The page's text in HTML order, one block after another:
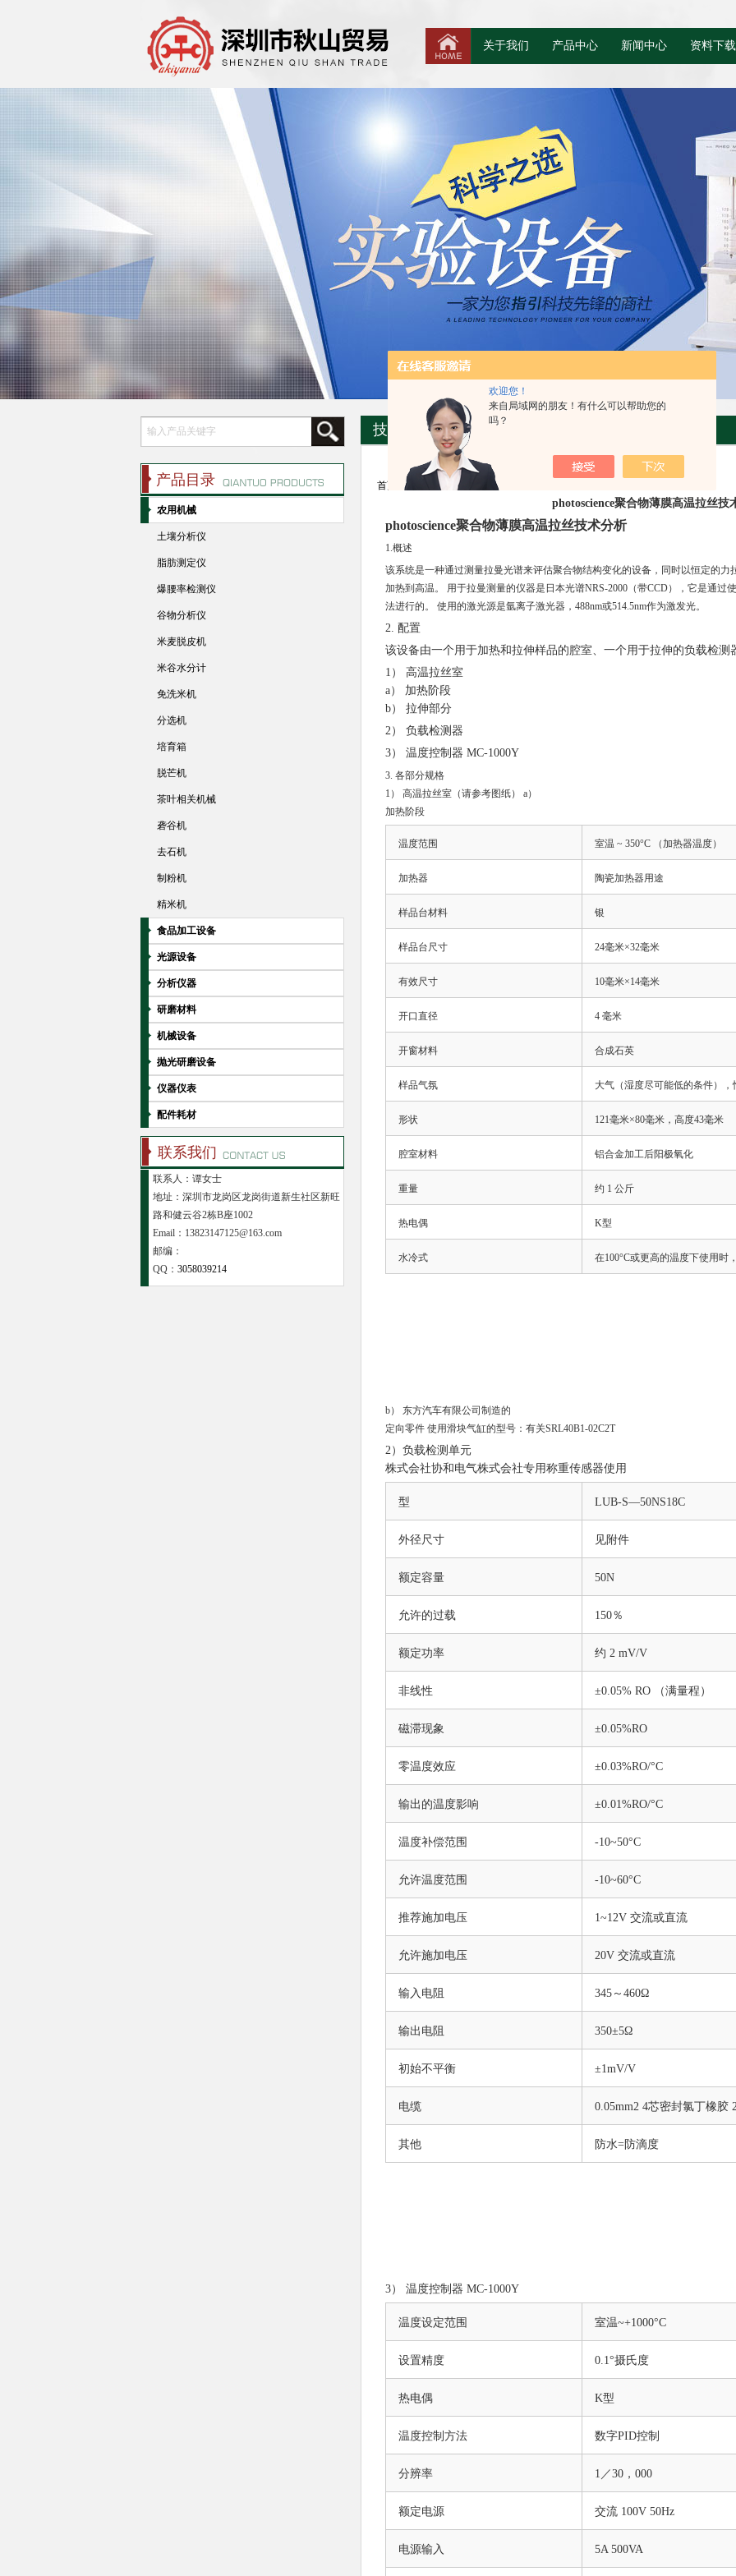
欢迎您！
来自局域网的朋友！有什么可以帮助您的
吗？
关于我们 产品中心 新闻中心 资料下载
技术文章
首页 >>> 技术文章
photoscience聚合物薄膜高温拉丝技
photoscience聚合物薄膜高温拉丝技术分析
1.概述
该系统是一种通过测量拉曼光谱来评估聚合物结构变化的设备，同时以恒定的
加热到高温。 用于拉曼测量的仪器是日本光谱NRS-2000（带CCD），它是通过
法进行的。 使用的激光源是氩离子激光器，488nm或514.5nm作为激发光。
2. 配置
该设备由一个用于加热和拉伸样品的腔室、一个用于拉伸的负载检
1） 高温拉丝室
a） 加热阶段
b） 拉伸部分
2） 负载检测器
3） 温度控制器 MC-1000Y
3. 各部分规格
1） 高温拉丝室（请参考图纸） a）
加热阶段
温度范围 室温 ~ 350°C （加热器温度）
加热器 陶瓷加热器用途
样品台材料 银
样品台尺寸 24毫米×32毫米
有效尺寸 10毫米×14毫米
开口直径 4 毫米
开窗材料 合成石英
样品气氛 大气（湿度尽可能低的条件），
形状 121毫米×80毫米，高度43毫米
腔室材料 铝合金加工后阳极氧化
重量 约 1 公斤
热电偶 K型
水冷式 在100°C或更高的温度下使用时
b） 东方汽车有限公司制造的
定向零件 使用滑块气缸的型号：有关SRL40B1-02C2T
2）负载检测单元
株式会社协和电气株式会社专用称重传感器使用
型 LUB-S―50NS18C
外径尺寸 见附件
额定容量 50N
允许的过载 150％
额定功率 约 2 mV/V
非线性 ±0.05% RO （满量程）
磁滞现象 ±0.05%RO
零温度效应 ±0.03%RO/°C
输出的温度影响 ±0.01%RO/°C
温度补偿范围 -10~50°C
允许温度范围 -10~60°C
推荐施加电压 1~12V 交流或直流
允许施加电压 20V 交流或直流
输入电阻 345～460Ω
输出电阻 350±5Ω
初始不平衡 ±1mV/V
电缆 0.05mm2 4芯密封氯丁橡胶
其他 防水=防滴度
3） 温度控制器 MC-1000Y
温度设定范围 室温~+1000°C
设置精度 0.1°摄氏度
热电偶 K型
温度控制方法 数字PID控制
分辨率 1／30，000
额定电源 交流 100V 50Hz
电源输入 5A 500VA
产品目录
农用机械
土壤分析仪
脂肪测定仪
爆腰率检测仪
谷物分析仪
米麦脱皮机
米谷水分计
免洗米机
分选机
培育箱
脱芒机
茶叶相关机械
砻谷机
去石机
制粉机
精米机
食品加工设备
光源设备
分析仪器
研磨材料
机械设备
抛光研磨设备
仪器仪表
配件耗材
联系我们
联系人：谭女士
地址：深圳市龙岗区龙岗街道新生社区新旺
路和健云谷2栋B座1002
Email：13823147125@163.com
邮编：
QQ： 3058039214